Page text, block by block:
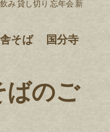
み 貸し切り 忘年会 新
舎そば 国分寺
ばのご